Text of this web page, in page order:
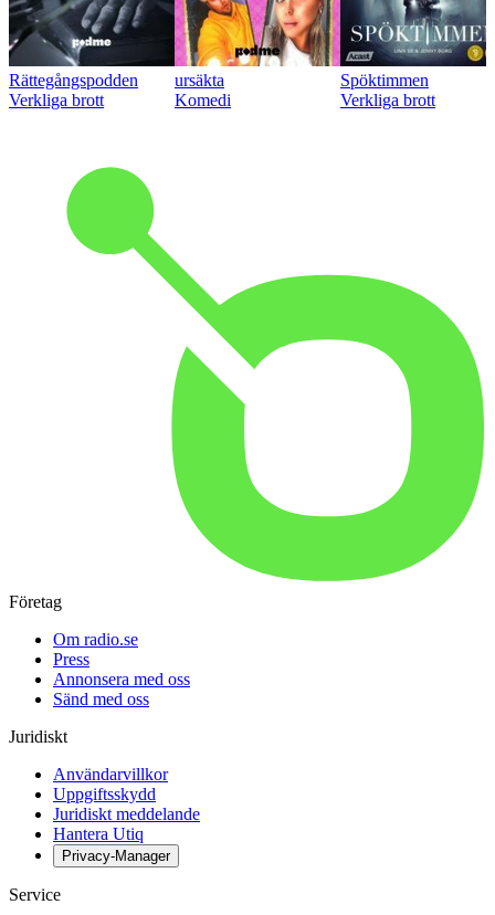
Rättegångspodden
Verkliga brott
ursäkta
Komedi
Spöktimmen
Verkliga brott
Företag
Om radio.se
Press
Annonsera med oss
Sänd med oss
Juridiskt
Användarvillkor
Uppgiftsskydd
Juridiskt meddelande
Hantera Utiq
Privacy-Manager
Service